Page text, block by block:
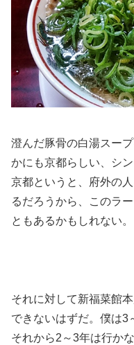
澄んだ豚骨の白湯スー
かにも京都らしい、シ
京都というと、府外の
るだろうから、このラ
ともあるかもしれない。
それに対して新福菜館
できないはずだ。僕は3
それから2～3年は行か